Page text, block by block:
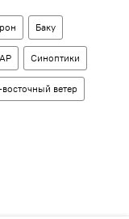
Баку
Синоптики
ветер